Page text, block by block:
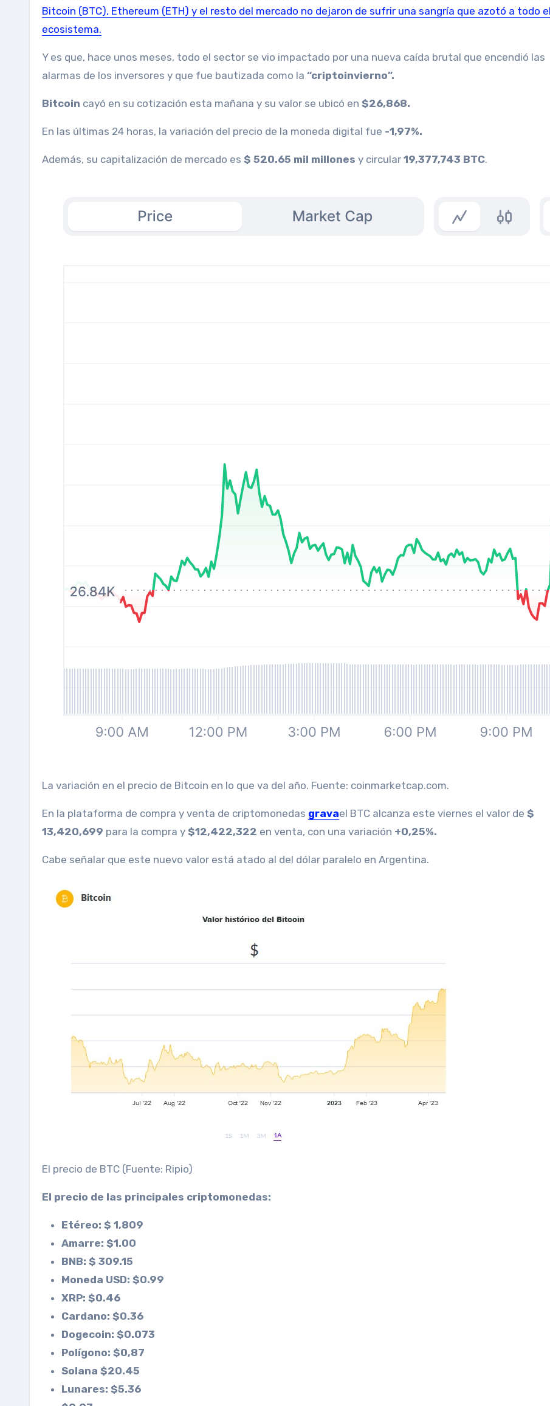
Bitcoin (BTC), Ethereum (ETH) y el resto del mercado no dejaron de sufrir una sangría que azotó a todo el
ecosistema.
Y es que, hace unos meses, todo el sector se vio impactado por una nueva caída brutal que encendió las
alarmas de los inversores y que fue bautizada como la “criptoinvierno”.
Bitcoin cayó en su cotización esta mañana y su valor se ubicó en $26,868.
En las últimas 24 horas, la variación del precio de la moneda digital fue -1,97%.
Además, su capitalización de mercado es $ 520.65 mil millones y circular 19,377,743 BTC.
La variación en el precio de Bitcoin en lo que va del año. Fuente: coinmarketcap.com.
En la plataforma de compra y venta de criptomonedas gravael BTC alcanza este viernes el valor de $
13,420,699 para la compra y $12,422,322 en venta, con una variación +0,25%.
Cabe señalar que este nuevo valor está atado al del dólar paralelo en Argentina.
El precio de BTC (Fuente: Ripio)
El precio de las principales criptomonedas:
Etéreo: $ 1,809
Amarre: $1.00
BNB: $ 309.15
Moneda USD: $0.99
XRP: $0.46
Cardano: $0.36
Dogecoin: $0.073
Polígono: $0,87
Solana $20.45
Lunares: $5.36